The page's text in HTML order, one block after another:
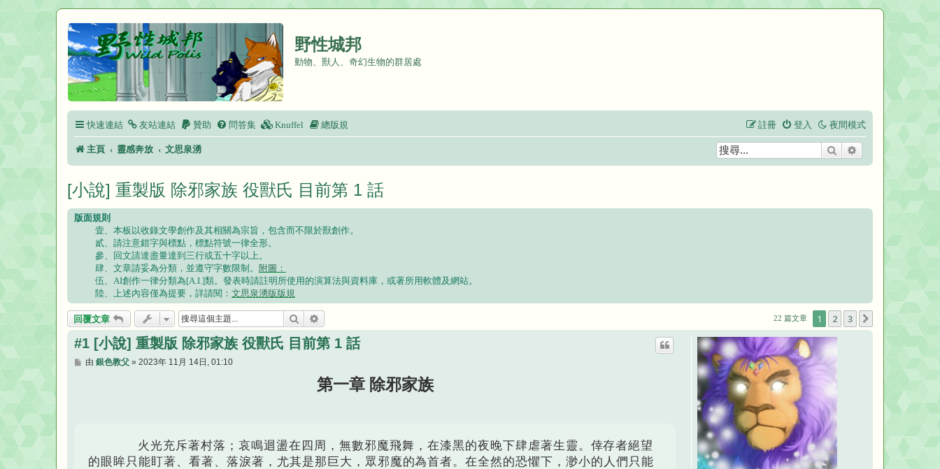
野性城邦
動物、獸人、奇幻生物的群居處
快速連結 夜間模式
友站連結 贊助 問答集 Knuffel 總版規 登入
註冊
主頁 靈感奔放 文思泉湧 搜尋
[小說] 重製版 除邪家族 役獸氏 目前第 1 話
版面規則
壹、本板以收錄文學創作及其相關為宗旨，包含而不限於獸創作。
貳、請注意錯字與標點，標點符號一律全形。
參、回文請達盡量達到三行或五十字以上。
肆、文章請妥為分類，並遵守字數限制。 附圖：
伍、AI創作一律分類為[A.I.]類。發表時請註明所使用的演算法與資料庫，或著所用軟體及網站。
陸、上述內容僅為提要，詳請閱： 文思泉湧版版規
回覆文章 搜尋 22 篇文章 1 2 3
#1 [小說] 重製版 除邪家族 役獸氏 目前第 1 話
文
由 銀色教父» 2023年 11月 14日, 01:10
第一章 除邪家族
火光充斥著村落；哀鳴迴盪在四周，無數邪魔飛舞，在漆黑的夜晚下肆虐著生靈。倖存者絕望
的眼眸只能盯著、看著、落淚著，尤其是那巨大，眾邪魔的為首者。在全然的恐懼下，渺小的人們只能